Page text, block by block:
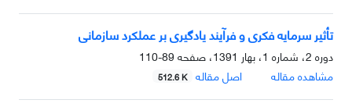
تأثیر سرمایه فکری و فرآیند یادگیری بر عملکرد سازمانی
دوره 2، شماره 1، بهار 1391، صفحه
89-110
مشاهده مقاله
اصل مقاله 512.6 K